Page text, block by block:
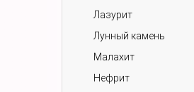
Лазурит
Лунный камень
Малахит
Нефрит